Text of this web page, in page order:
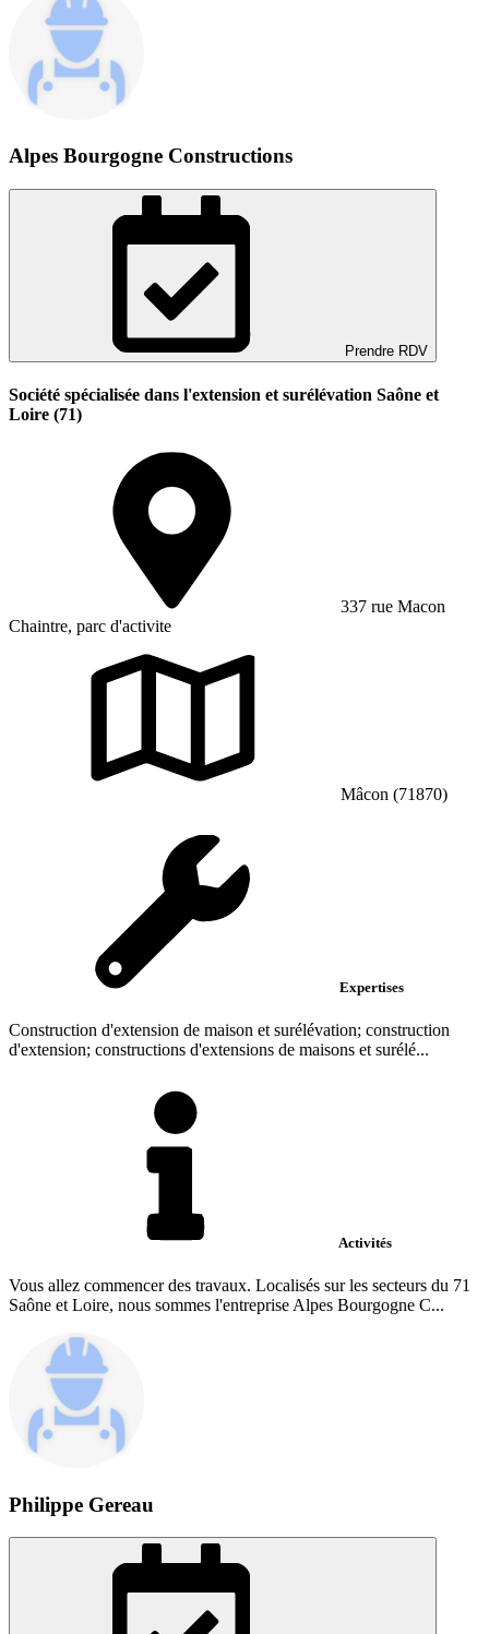
Alpes Bourgogne Constructions
Prendre RDV
Société spécialisée dans l'extension et surélévation Saône et
Loire (71)
337 rue Macon
Chaintre, parc d'activite
Mâcon (71870)
Expertises
Construction d'extension de maison et surélévation; construction
d'extension; constructions d'extensions de maisons et surélé...
Activités
Vous allez commencer des travaux. Localisés sur les secteurs du 71
Saône et Loire, nous sommes l'entreprise Alpes Bourgogne C...
Philippe Gereau